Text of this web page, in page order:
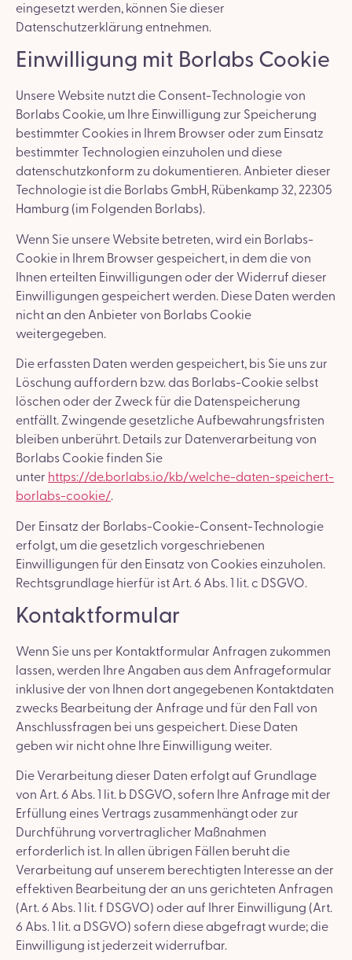
eingesetzt werden, können Sie dieser
Datenschutzerklärung entnehmen.
Einwilligung mit Borlabs Cookie
Unsere Website nutzt die Consent-Technologie von
Borlabs Cookie, um Ihre Einwilligung zur Speicherung
bestimmter Cookies in Ihrem Browser oder zum Einsatz
bestimmter Technologien einzuholen und diese
datenschutzkonform zu dokumentieren. Anbieter dieser
Technologie ist die Borlabs GmbH, Rübenkamp 32, 22305
Hamburg (im Folgenden Borlabs).
Wenn Sie unsere Website betreten, wird ein Borlabs-
Cookie in Ihrem Browser gespeichert, in dem die von
Ihnen erteilten Einwilligungen oder der Widerruf dieser
Einwilligungen gespeichert werden. Diese Daten werden
nicht an den Anbieter von Borlabs Cookie
weitergegeben.
Die erfassten Daten werden gespeichert, bis Sie uns zur
Löschung auffordern bzw. das Borlabs-Cookie selbst
löschen oder der Zweck für die Datenspeicherung
entfällt. Zwingende gesetzliche Aufbewahrungsfristen
bleiben unberührt. Details zur Datenverarbeitung von
Borlabs Cookie finden Sie
unter https://de.borlabs.io/kb/welche-daten-speichert-
borlabs-cookie/.
Der Einsatz der Borlabs-Cookie-Consent-Technologie
erfolgt, um die gesetzlich vorgeschriebenen
Einwilligungen für den Einsatz von Cookies einzuholen.
Rechtsgrundlage hierfür ist Art. 6 Abs. 1 lit. c DSGVO.
Kontaktformular
Wenn Sie uns per Kontaktformular Anfragen zukommen
lassen, werden Ihre Angaben aus dem Anfrageformular
inklusive der von Ihnen dort angegebenen Kontaktdaten
zwecks Bearbeitung der Anfrage und für den Fall von
Anschlussfragen bei uns gespeichert. Diese Daten
geben wir nicht ohne Ihre Einwilligung weiter.
Die Verarbeitung dieser Daten erfolgt auf Grundlage
von Art. 6 Abs. 1 lit. b DSGVO, sofern Ihre Anfrage mit der
Erfüllung eines Vertrags zusammenhängt oder zur
Durchführung vorvertraglicher Maßnahmen
erforderlich ist. In allen übrigen Fällen beruht die
Verarbeitung auf unserem berechtigten Interesse an der
effektiven Bearbeitung der an uns gerichteten Anfragen
(Art. 6 Abs. 1 lit. f DSGVO) oder auf Ihrer Einwilligung (Art.
6 Abs. 1 lit. a DSGVO) sofern diese abgefragt wurde; die
Einwilligung ist jederzeit widerrufbar.